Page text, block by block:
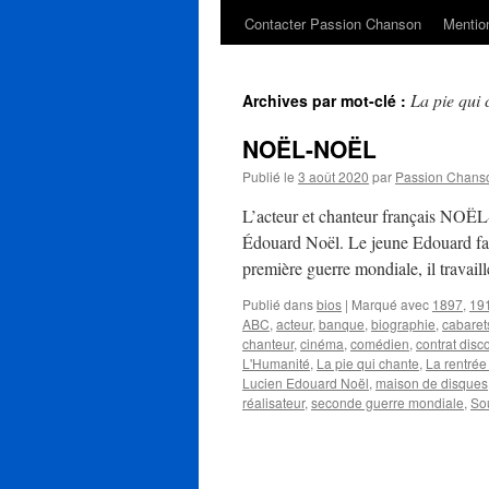
Contacter Passion Chanson
Archives par mot-clé : La pie qui
NOËL-NOËL
Publié le 3 août 2020 par Passion
L’acteur et chanteur français
Édouard Noël. Le jeune Edouard
première guerre mondiale, il
Publié dansbios | Marqué avec 1897,
ABC, acteur, banque, biographie,
chanteur, cinéma, comédien, contrat
L'Humanité, La pie qui chante, La
Lucien Edouard Noël, maison de disques
réalisateur, seconde guerre mondiale,